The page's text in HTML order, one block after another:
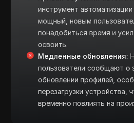
инструмент
мощный, новым
понадобиться время и
освоить.
Медленные обновления:
пользователи сообщают о
обновлении профилей,
перезагрузки устройства,
временно повлиять на